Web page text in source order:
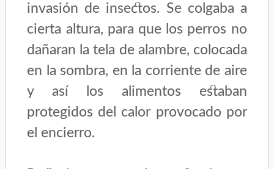
invasión de insectos. Se colgaba a
cierta altura, para que los perros no
dañaran la tela de alambre, colocada
en la sombra, en la corriente de aire
y así los alimentos estaban
protegidos del calor provocado por
el encierro.